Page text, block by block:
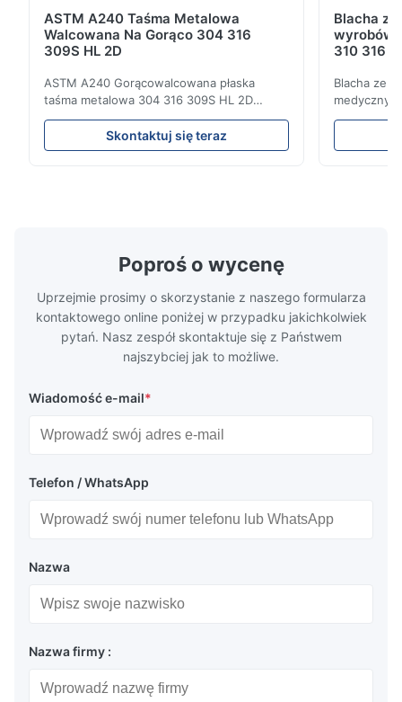
ASTM A240 Taśma Metalowa
Walcowana Na Gorąco 304 316
309S HL 2D
ASTM A240 Gorącowalcowana płaska
taśma metalowa 304 316 309S HL 2D
Gorącowalcowana/zimnowalcowana taśma
ze stali nierdzewnej 304 316 309S 310
310S 316L 321 ASTM A240 Specyfikacje
Skontaktuj się teraz
Blacha
wyrobów
310 316
Blacha ze
blachy Ss
stali
Poproś o wycenę
Uprzejmie prosimy o skorzystanie z naszego formularza
kontaktowego online poniżej w przypadku jakichkolwiek
pytań. Nasz zespół skontaktuje się z Państwem
najszybciej jak to możliwe.
Wiadomość e-mail*
Telefon / WhatsApp
Nazwa
Nazwa firmy :